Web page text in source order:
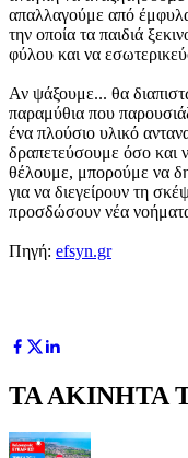
απαλλαγούμε από
την οποία τα παιδιά
φύλου και να
Αν ψάξουμε... θα
παραμύθια που
ένα πλούσιο υλικό
δραπετεύσουμε όσο και
θέλουμε, μπορούμε να
για να διεγείρουν τη
προσδώσουν νέα
Πηγή: efsyn.gr
ΤΑ ΑΚΙΝΗΤΑ